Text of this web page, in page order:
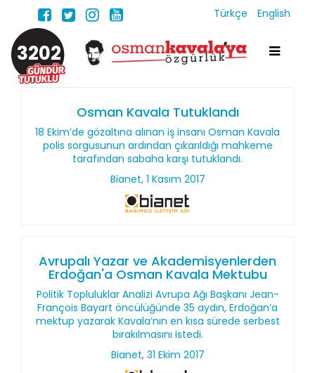
Türkçe English
3202
Osman Kavala Tutuklandı
18 Ekim’de gözaltına alınan iş insanı Osman Kavala
polis sorgusunun ardından çıkarıldığı mahkeme
tarafından sabaha karşı tutuklandı.
Bianet, 1 Kasım 2017
Avrupalı Yazar ve Akademisyenlerden
Erdoğan'a Osman Kavala Mektubu
Politik Topluluklar Analizi Avrupa Ağı Başkanı Jean-
François Bayart öncülüğünde 35 aydın, Erdoğan’a
mektup yazarak Kavala’nın en kısa sürede serbest
bırakılmasını istedi.
Bianet, 31 Ekim 2017